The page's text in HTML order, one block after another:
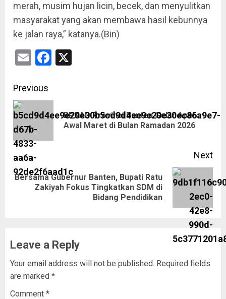
merah, musim hujan licin, becek, dan menyulitkan
masyarakat yang akan membawa hasil kebunnya
ke jalan raya,” katanya.(Bin)
EmailFacebook
Previous
BPKAD Provinsi Banten Gelar Apel
Awal Maret di Bulan Ramadan 2026
Next
Bersama Gubernur Banten, Bupati Ratu
Zakiyah Fokus Tingkatkan SDM di
Bidang Pendidikan
Leave a Reply
Your email address will not be published. Required fields
are marked *
Comment *